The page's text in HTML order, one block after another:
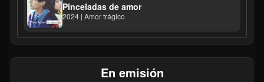
Pinceladas de amor
2024 | Amor trágico
En emisión